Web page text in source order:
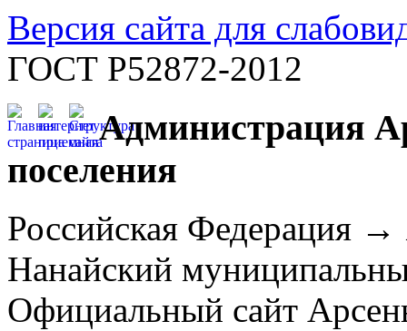
Версия сайта для
ГОСТ Р52872-2012
Администрация
поселения
Российская Федерация
Нанайский
Официальный сайт